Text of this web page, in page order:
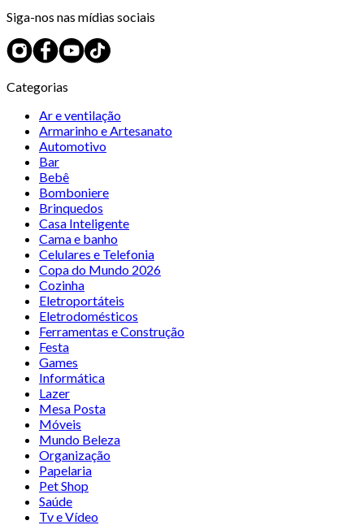
Siga-nos nas mídias sociais
Categorias
Ar e ventilação
Armarinho e Artesanato
Automotivo
Bar
Bebê
Bomboniere
Brinquedos
Casa Inteligente
Cama e banho
Celulares e Telefonia
Copa do Mundo 2026
Cozinha
Eletroportáteis
Eletrodomésticos
Ferramentas e Construção
Festa
Games
Informática
Lazer
Mesa Posta
Móveis
Mundo Beleza
Organização
Papelaria
Pet Shop
Saúde
Tv e Vídeo